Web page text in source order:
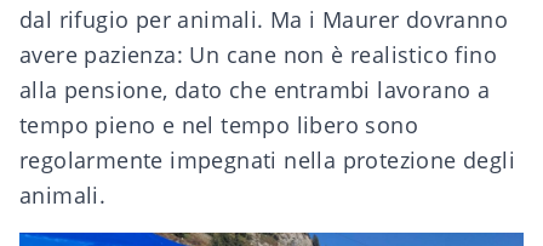
dal rifugio per animali. Ma i Maurer dovranno
avere pazienza: Un cane non è realistico fino
alla pensione, dato che entrambi lavorano a
tempo pieno e nel tempo libero sono
regolarmente impegnati nella protezione degli
animali.